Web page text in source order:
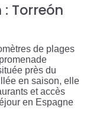
Torreón
de plages
près du
en saison, elle
et accès
en Espagne